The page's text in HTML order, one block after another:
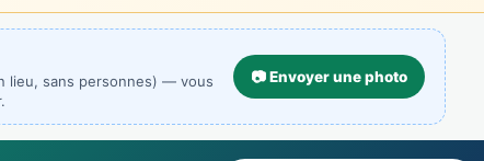
lieu, sans personnes) — vous
📷 Envoyer une photo